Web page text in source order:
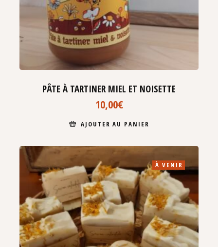
PÂTE À TARTINER MIEL ET NOISETTE
10,00€
AJOUTER AU PANIER
À VENIR